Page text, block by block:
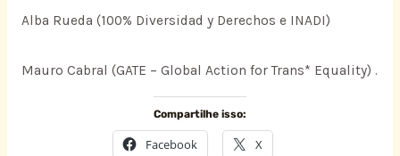
Alba Rueda (100% Diversidad y Derechos e INADI)
Mauro Cabral (GATE – Global Action for Trans* Equality) .
Compartilhe isso:
Facebook X